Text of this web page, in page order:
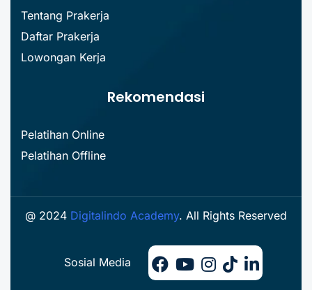
Tentang Prakerja
Daftar Prakerja
Lowongan Kerja
Rekomendasi
Pelatihan Online
Pelatihan Offline
@ 2024 Digitalindo Academy. All Rights Reserved
Sosial Media